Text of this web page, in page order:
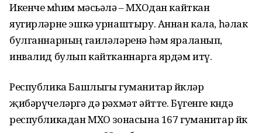
Икенче мөһим мәсьәлә – МХОдан кайткан
яугирләрне эшкә урнаштыру. Аннан кала, һәлак
булганнарның гаиләләренә һәм яраланып,
инвалид булып кайтканнарга ярдәм итү.
Республика Башлыгы гуманитар йөкләр
җибәрүчеләргә дә рәхмәт әйтте. Бүгенге көндә
республикадан МХО зонасына 167 гуманитар йөк